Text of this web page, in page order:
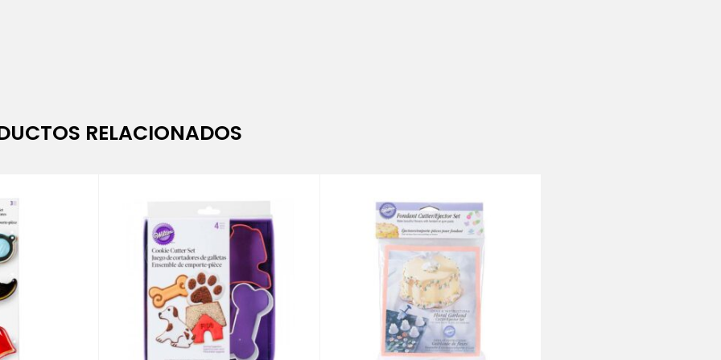
RELACIONADOS